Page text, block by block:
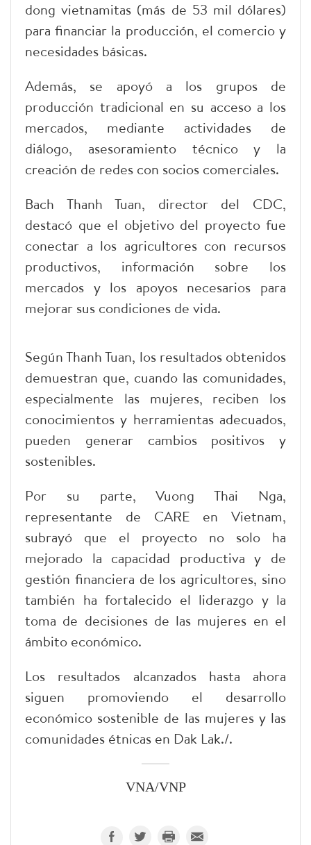
dong vietnamitas (más de 53 mil dólares)
para financiar la producción, el comercio y
necesidades básicas.
Además, se apoyó a los grupos de
producción tradicional en su acceso a los
mercados, mediante actividades de
diálogo, asesoramiento técnico y la
creación de redes con socios comerciales.
Bach Thanh Tuan, director del CDC,
destacó que el objetivo del proyecto fue
conectar a los agricultores con recursos
productivos, información sobre los
mercados y los apoyos necesarios para
mejorar sus condiciones de vida.
Según Thanh Tuan, los resultados obtenidos
demuestran que, cuando las comunidades,
especialmente las mujeres, reciben los
conocimientos y herramientas adecuados,
pueden generar cambios positivos y
sostenibles.
Por su parte, Vuong Thai Nga,
representante de CARE en Vietnam,
subrayó que el proyecto no solo ha
mejorado la capacidad productiva y de
gestión financiera de los agricultores, sino
también ha fortalecido el liderazgo y la
toma de decisiones de las mujeres en el
ámbito económico.
Los resultados alcanzados hasta ahora
siguen promoviendo el desarrollo
económico sostenible de las mujeres y las
comunidades étnicas en Dak Lak./.
VNA/VNP